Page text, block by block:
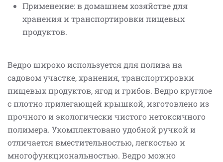
Применение: в домашнем хозяйстве для
хранения и транспортировки пищевых
продуктов.
Ведро широко используется для полива на
садовом участке, хранения, транспортировки
пищевых продуктов, ягод и грибов. Ведро круглое
с плотно прилегающей крышкой, изготовлено из
прочного и экологически чистого нетоксичного
полимера. Укомплектовано удобной ручкой и
отличается вместительностью, легкостью и
многофункциональностью. Ведро можно